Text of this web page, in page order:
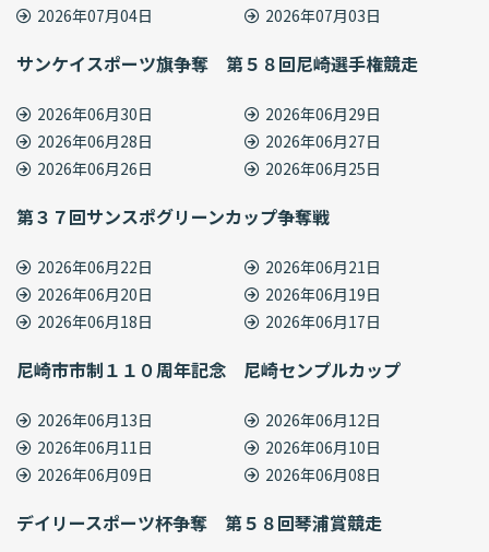
2026年07月04日
2026年07月03日
サンケイスポーツ旗争奪 第５８回尼崎選手権競走
2026年06月30日
2026年06月29日
2026年06月28日
2026年06月27日
2026年06月26日
2026年06月25日
第３７回サンスポグリーンカップ争奪戦
2026年06月22日
2026年06月21日
2026年06月20日
2026年06月19日
2026年06月18日
2026年06月17日
尼崎市市制１１０周年記念 尼崎センプルカップ
2026年06月13日
2026年06月12日
2026年06月11日
2026年06月10日
2026年06月09日
2026年06月08日
デイリースポーツ杯争奪 第５８回琴浦賞競走